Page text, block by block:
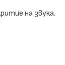
на звука.